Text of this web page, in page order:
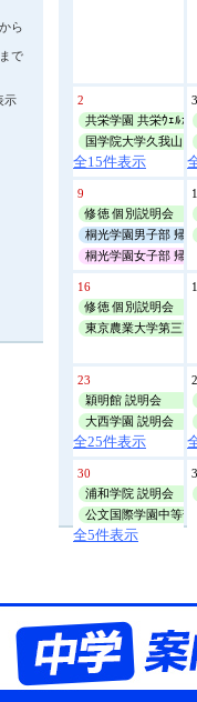
2
共栄学園 共栄ｳｪﾙｶﾑ
国学院大学久我山
全15件表示
3
9
修徳 個別説明会
桐光学園男子部 帰
桐光学園女子部 帰
16
修徳 個別説明会
東京農業大学第三高
23
穎明館 説明会
大西学園 説明会
全25件表示
30
浦和学院 説明会
公文国際学園中等部
全5件表示
から
まで
示